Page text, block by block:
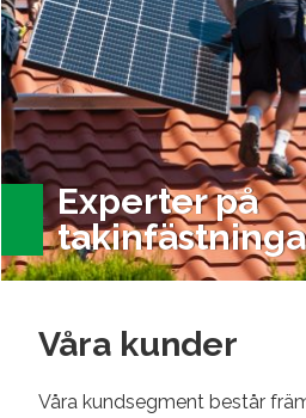
Experter på
Våra kunder
Våra kundsegment består